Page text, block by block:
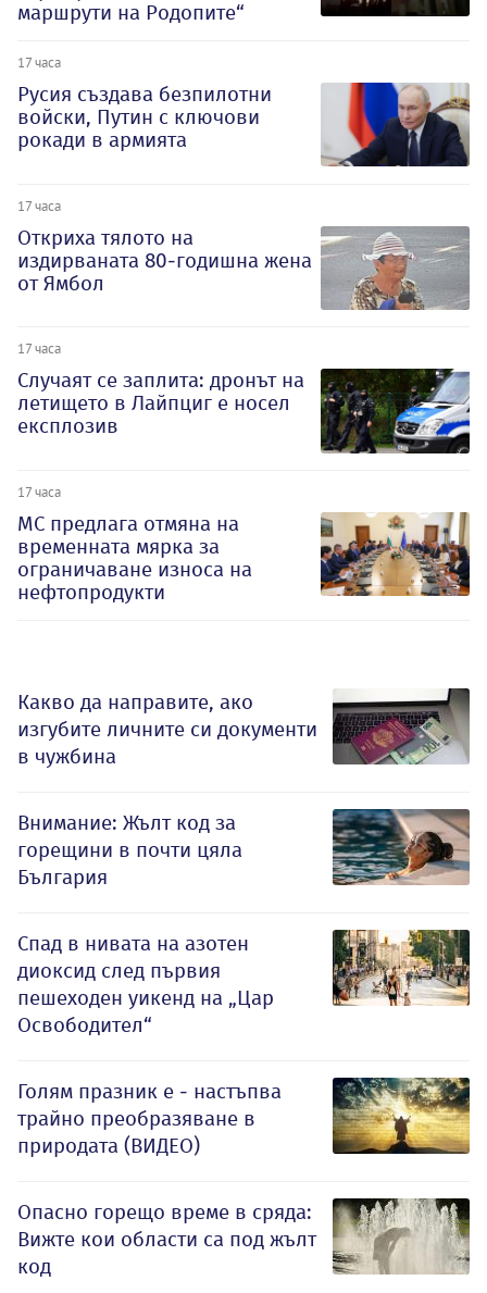
маршрути на Родопите“
17 часа
Русия създава безпилотни
войски, Путин с ключови
рокади в армията
17 часа
Откриха тялото на
издирваната 80-годишна жена
от Ямбол
17 часа
Случаят се заплита: дронът на
летището в Лайпциг е носел
експлозив
17 часа
МС предлага отмяна на
временната мярка за
ограничаване износа на
нефтопродукти
Какво да направите, ако
изгубите личните си документи
в чужбина
Внимание: Жълт код за
горещини в почти цяла
България
Спад в нивата на азотен
диоксид след първия
пешеходен уикенд на „Цар
Освободител“
Голям празник е - настъпва
трайно преобразяване в
природата (ВИДЕО)
Опасно горещо време в сряда:
Вижте кои области са под жълт
код